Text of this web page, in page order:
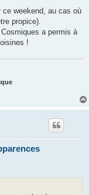
weekend, au cas où
propice).
a permis à
!